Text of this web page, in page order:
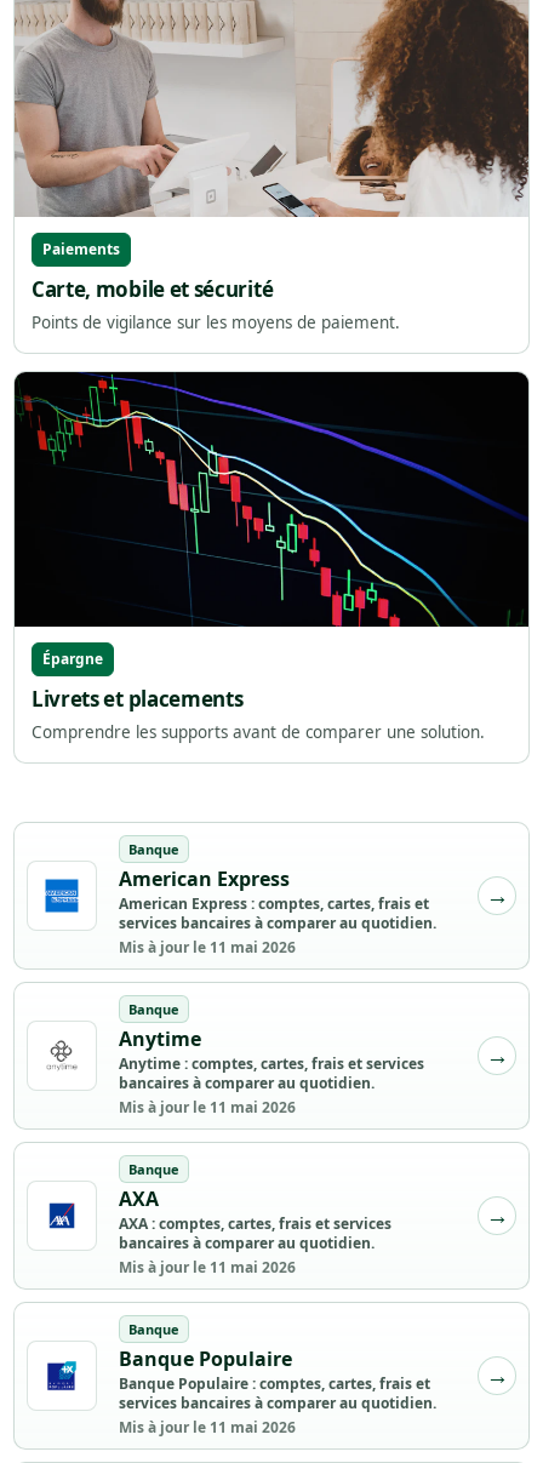
Paiements
Carte, mobile et sécurité
Points de vigilance sur les moyens de paiement.
Épargne
Livrets et placements
Comprendre les supports avant de comparer une solution.
Banque
American Express
American Express : comptes, cartes, frais et
services bancaires à comparer au quotidien.
Mis à jour le 11 mai 2026
Banque
Anytime
Anytime : comptes, cartes, frais et services
bancaires à comparer au quotidien.
Mis à jour le 11 mai 2026
Banque
AXA
AXA : comptes, cartes, frais et services
bancaires à comparer au quotidien.
Mis à jour le 11 mai 2026
Banque
Banque Populaire
Banque Populaire : comptes, cartes, frais et
services bancaires à comparer au quotidien.
Mis à jour le 11 mai 2026